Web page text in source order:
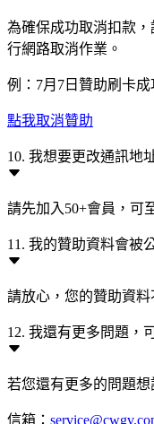
為確保成功取消扣款
行網路取消作業。
例：7月7日贊助刷卡
點我取消贊助
10. 我想要更改通訊地
請先加入50+會員，可
11. 我的贊助資料會被
請放心，您的贊助資料
12. 我還有更多問題，
若您還有更多的問題
信箱：